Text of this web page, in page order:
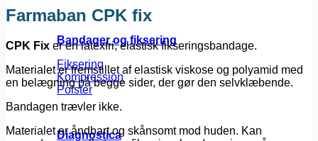
Bandager og fiksering
Fiksering
Kompression
Polster
Diagnostica
Farmaban CPK fix
CPK Fix er en latexfri, elastisk fikseringsbandage.
Materialet er fremstillet af elastisk viskose og polyamid med
en belægning på begge sider, der gør den selvklæbende.
Bandagen trævler ikke.
Materialet er åndbart og skånsomt mod huden. Kan